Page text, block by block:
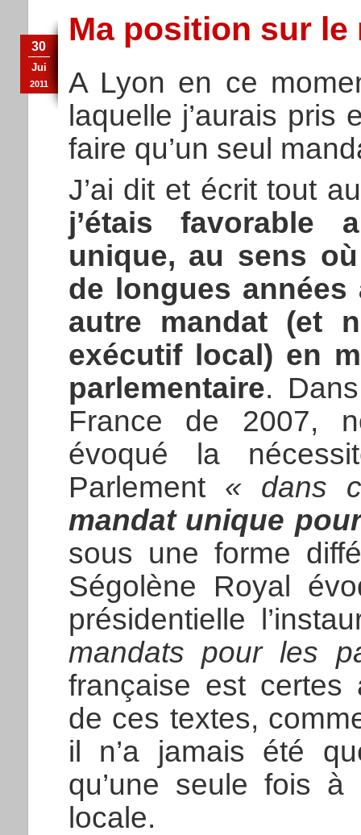
Ma position sur le
30
Jui
2011
A Lyon en ce
laquelle j’aurais pris
faire qu’un seul
J’ai dit et écrit tout
j’étais favorable
unique, au sens
de longues années
autre mandat (et
exécutif local) en
parlementaire.
France de 2007,
évoqué la
Parlement « dans
mandat unique
sous une forme
Ségolène Royal
présidentielle
mandats pour les
française est certes
de ces textes,
il n’a jamais été
qu’une seule fois
locale.